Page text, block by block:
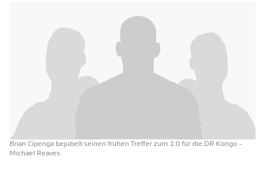
Brian Cipenga bejubelt seinen frühen Treffer zum 1:0 für die DR Kongo -
Michael Reaves